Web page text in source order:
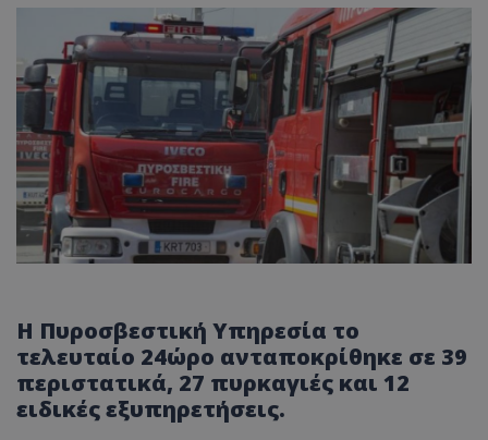
Η Πυροσβεστική Υπηρεσία το
τελευταίο 24ώρο ανταποκρίθηκε σε 39
περιστατικά, 27 πυρκαγιές και 12
ειδικές εξυπηρετήσεις.